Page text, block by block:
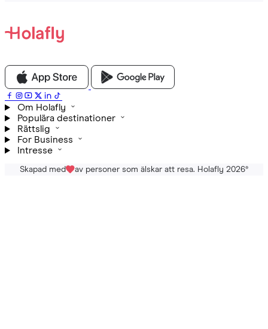
Om Holafly
Populära destinationer
Rättslig
For Business
Intresse
Skapad med av personer som älskar att resa. Holafly 2026®